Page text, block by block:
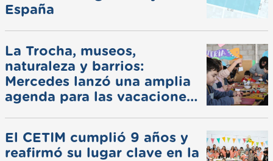
España
La Trocha, museos,
naturaleza y barrios:
Mercedes lanzó una amplia
agenda para las vacaciones
El CETIM cumplió 9 años y
reafirmó su lugar clave en la